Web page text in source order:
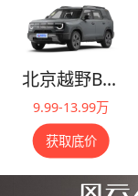
北京越野BJ30
9.99-13.99万
获取底价